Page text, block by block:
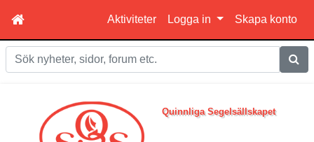
Aktiviteter Logga in Skapa konto
Sök
Quinnliga Segelsällskapet